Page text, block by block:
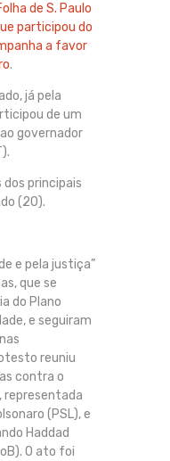
de S. Paulo
participou do
a favor
.
já pela
de um
governador
principais
(20).
e pela justiça”
que se
do Plano
e seguiram
reuniu
contra o
representada
(PSL), e
Haddad
O ato foi